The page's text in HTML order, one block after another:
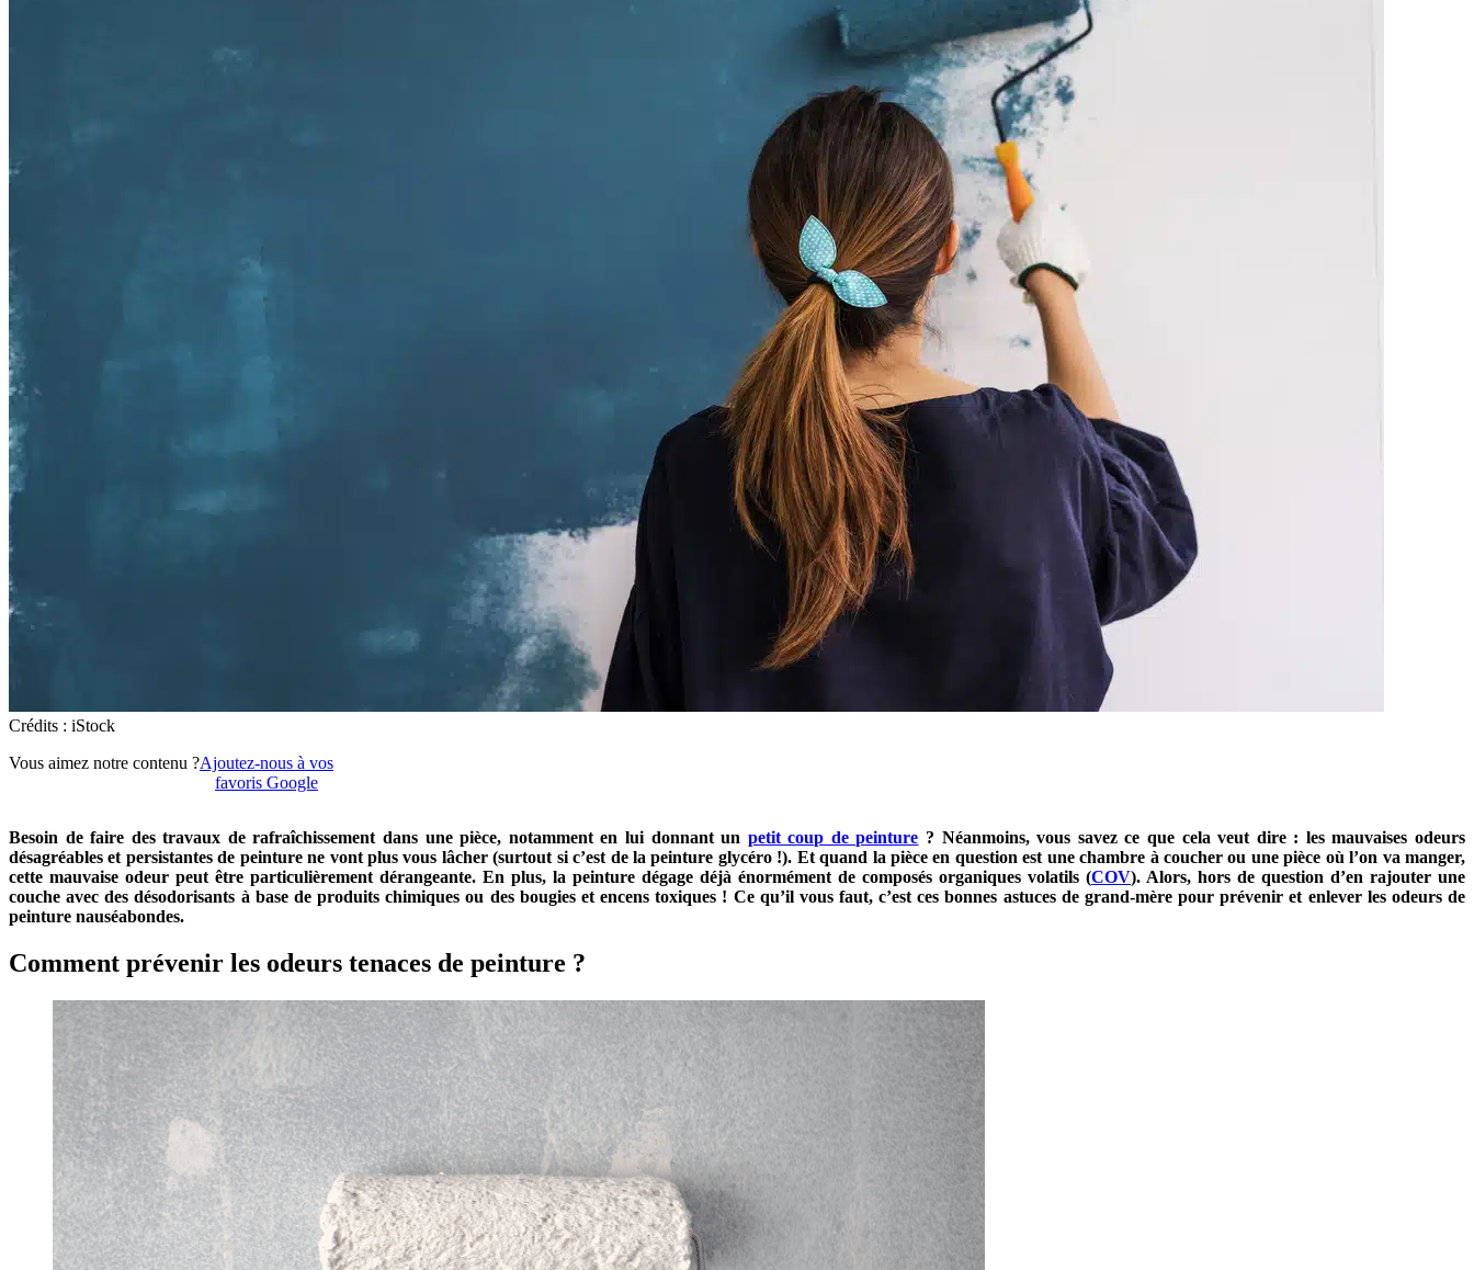
Crédits : iStock
Vous aimez notre contenu ?Ajoutez-nous à vos
favoris Google
Besoin de faire des travaux de rafraîchissement dans une pièce, notamment en lui donnant un petit coup de peinture ? Néanmoins, vous savez ce que cela veut dire : les mauvaises odeurs
désagréables et persistantes de peinture ne vont plus vous lâcher (surtout si c’est de la peinture glycéro !). Et quand la pièce en question est une chambre à coucher ou une pièce où l’on va manger,
cette mauvaise odeur peut être particulièrement dérangeante. En plus, la peinture dégage déjà énormément de composés organiques volatils (COV). Alors, hors de question d’en rajouter une
couche avec des désodorisants à base de produits chimiques ou des bougies et encens toxiques ! Ce qu’il vous faut, c’est ces bonnes astuces de grand-mère pour prévenir et enlever les odeurs de
peinture nauséabondes.
Comment prévenir les odeurs tenaces de peinture ?